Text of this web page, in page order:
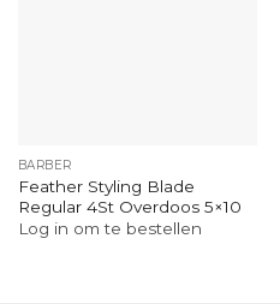
BARBER
Feather Styling Blade
Regular 4St Overdoos 5×10
Log in om te bestellen